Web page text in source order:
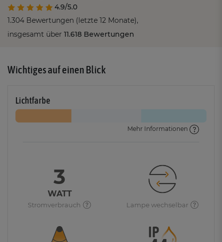
4.9/5.0
1.304 Bewertungen (letzte 12 Monate),
insgesamt über 11.618 Bewertungen
Wichtiges auf einen Blick
Lichtfarbe
Mehr Informationen
3
WATT
Stromverbrauch Lampe wechselbar